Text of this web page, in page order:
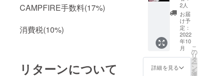
CAMPFIRE手数料(17%)
消費税(10%)
リターンについて
けしま
すの
で、住
所のお
間違え
ないよ
うにお
願いし
ます。
サイズ
2人
お届
け予
定：
2022
年10
月
詳細を見る
こ
の
リ
タ
ー
ン
を